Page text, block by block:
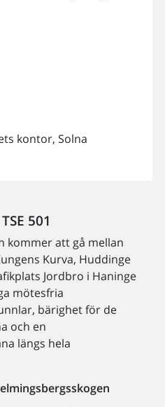
kontor, Solna
501
kommer att gå mellan
Kurva, Huddinge
Jordbro i Haninge
mötesfria
bärighet för de
och en
längs hela